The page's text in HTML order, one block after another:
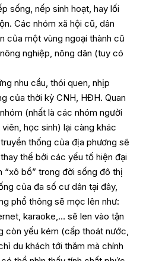
sống, nếp sinh hoạt, hay lối
Các nhóm xã hội cũ, dân
của một vùng ngoại thành cũ
nghiệp, nông dân (tuy có
nhu cầu, thói quen, nhịp
của thời kỳ CNH, HĐH. Quan
(nhất là các nhóm người
học sinh) lại càng khác
thống của địa phương sẽ
thế bởi các yếu tố hiện đại
“xô bồ” trong đời sống đô thị
của đa số cư dân tại đây,
phổ thông sẽ mọc lên như:
karaoke,… sẽ len vào tận
còn yếu kém (cấp thoát nước,
du khách tới thăm mà chính